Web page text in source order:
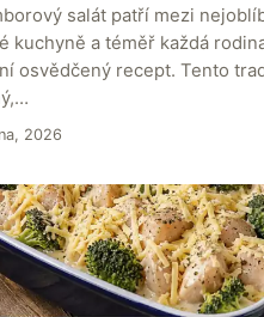
salát patří mezi
kuchyně a téměř každá
osvědčený recept. Tento
2026